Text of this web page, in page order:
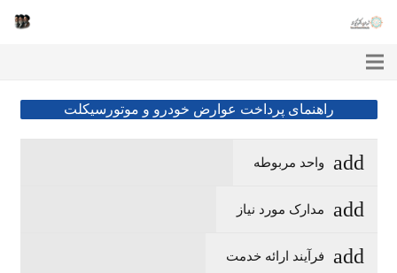
راهنمای پرداخت عوارض خودرو و موتورسیکلت
واحد مربوطه
مدارک مورد نیاز
فرآیند ارائه خدمت